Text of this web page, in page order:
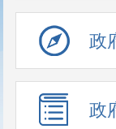
政
政